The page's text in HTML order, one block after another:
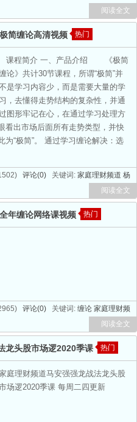
阅读全文
简缠论高清视频 热门
课程简介 一、产品介绍 《极简
论》共计30节课程，所谓“极简”并
是学习内容少，而是需要大量的学
习，去懂得走势结构的复杂性，并通
图形牢记在心，在通过学习处理方
看出市场后面所有走势类型，并快
“极简”。 通过学习缠论解决：选
评论(0) 关键词: 家庭理财频道 杨
阅读全文
年缠论网络课视频 热门
评论(0) 关键词: 缠论 家庭理财频
阅读全文
龙头股市场逻2020季课 热门
庭理财频道马安强强龙战法龙头股
场逻2020季课 每周二四更新